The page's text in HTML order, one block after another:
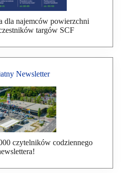
dla najemców powierzchni
targów SCF
Newsletter
czytelników codziennego